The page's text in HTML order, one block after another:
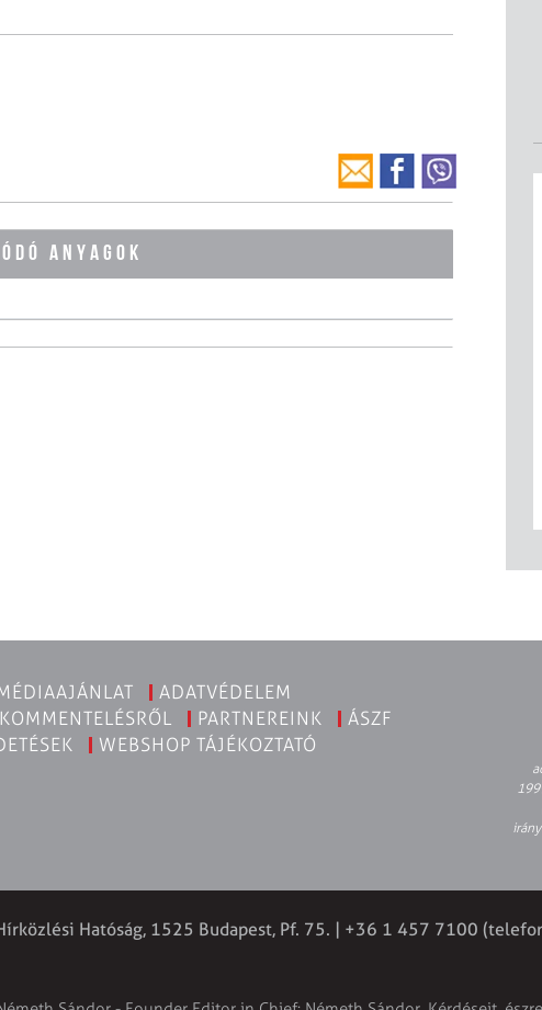
ANYAGOK
ADATVÉDELEM
PARTNEREINK
ÁSZF
WEBSHOP TÁJÉKOZTATÓ
Hatóság, 1525 Budapest, Pf. 75. | +36 1 457 7100